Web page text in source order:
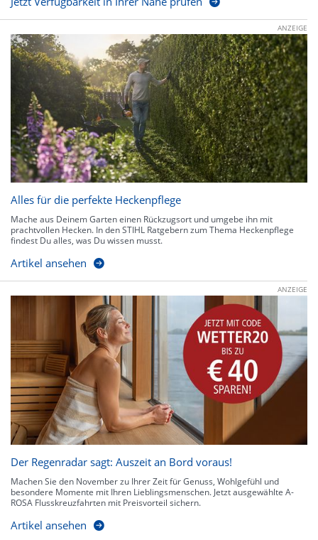
ANZEIGE
Alles für die perfekte Heckenpflege
Mache aus Deinem Garten einen Rückzugsort und umgebe ihn mit
prachtvollen Hecken. In den STIHL Ratgebern zum Thema Heckenpflege
findest Du alles, was Du wissen musst.
Artikel ansehen
ANZEIGE
Der Regenradar sagt: Auszeit an Bord voraus!
Machen Sie den November zu Ihrer Zeit für Genuss, Wohlgefühl und
besondere Momente mit Ihren Lieblingsmenschen. Jetzt ausgewählte A-
ROSA Flusskreuzfahrten mit Preisvorteil sichern.
Artikel ansehen